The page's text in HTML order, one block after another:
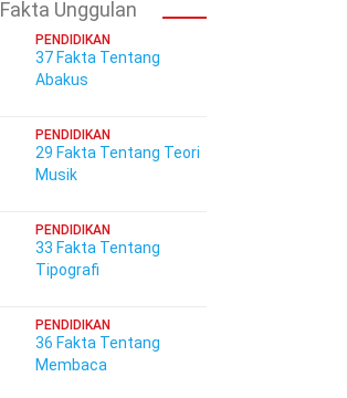
Fakta Unggulan
PENDIDIKAN
37 Fakta Tentang
Abakus
PENDIDIKAN
29 Fakta Tentang Teori
Musik
PENDIDIKAN
33 Fakta Tentang
Tipografi
PENDIDIKAN
36 Fakta Tentang
Membaca